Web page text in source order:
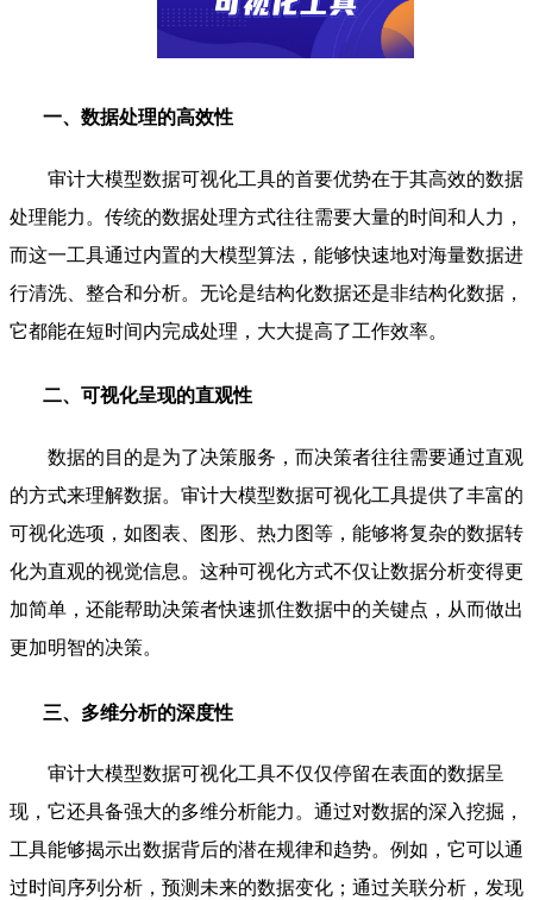
一、数据处理的高效性
审计大模型数据可视化工具的首要优势在于其高效的数据
处理能力。传统的数据处理方式往往需要大量的时间和人力，
而这一工具通过内置的大模型算法，能够快速地对海量数据进
行清洗、整合和分析。无论是结构化数据还是非结构化数据，
它都能在短时间内完成处理，大大提高了工作效率。
二、可视化呈现的直观性
数据的目的是为了决策服务，而决策者往往需要通过直观
的方式来理解数据。审计大模型数据可视化工具提供了丰富的
可视化选项，如图表、图形、热力图等，能够将复杂的数据转
化为直观的视觉信息。这种可视化方式不仅让数据分析变得更
加简单，还能帮助决策者快速抓住数据中的关键点，从而做出
更加明智的决策。
三、多维分析的深度性
审计大模型数据可视化工具不仅仅停留在表面的数据呈
现，它还具备强大的多维分析能力。通过对数据的深入挖掘，
工具能够揭示出数据背后的潜在规律和趋势。例如，它可以通
过时间序列分析，预测未来的数据变化；通过关联分析，发现